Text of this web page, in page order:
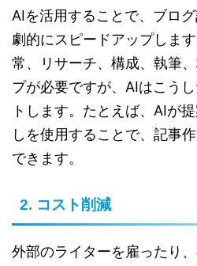
AIを活用することで、ブロ
劇的にスピードアップしま
常、リサーチ、構成、執筆
プが必要ですが、AIはこう
トします。たとえば、AIが
しを使用することで、記事
できます。
2. コスト削減
外部のライターを雇ったり